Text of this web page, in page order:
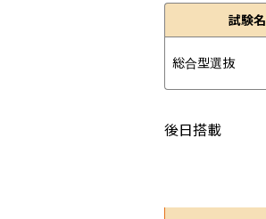
試験名
総合型選抜
後日搭載